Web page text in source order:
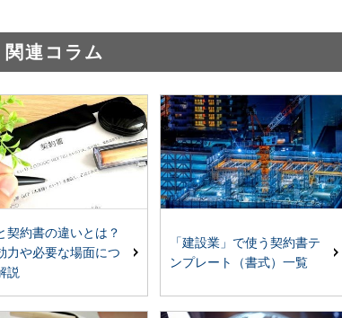
関連コラム
契約書の違いとは？
力や必要な場面につ
説
「建設業」で使う契約書テ
ンプレート（書式）一覧